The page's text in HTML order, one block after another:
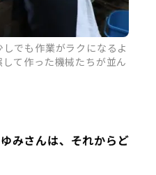
でも作業がラクになるよ
て作った機械たちが並ん
ゆみさんは、それからど